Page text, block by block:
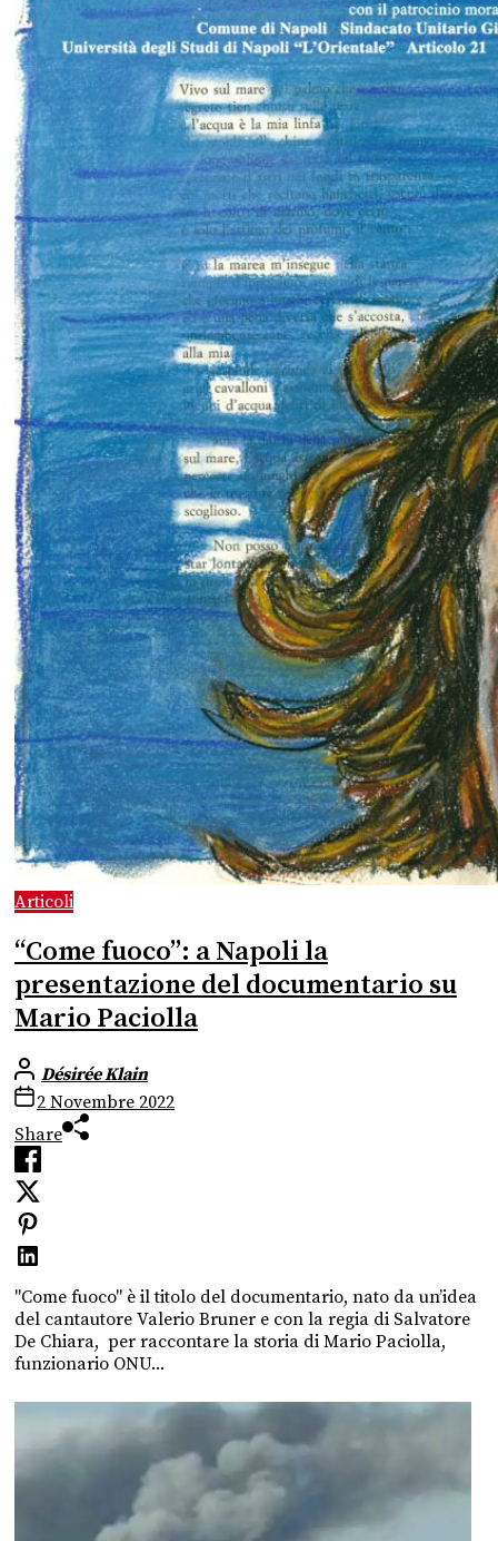
Articoli
“Come fuoco”: a Napoli la
presentazione del documentario su
Mario Paciolla
Désirée Klain
2 Novembre 2022
Share
"Come fuoco" è il titolo del documentario, nato da un’idea
del cantautore Valerio Bruner e con la regia di Salvatore
De Chiara, per raccontare la storia di Mario Paciolla,
funzionario ONU...